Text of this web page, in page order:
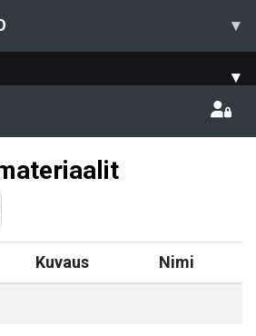
▾
▾
Kuvaus Nimi